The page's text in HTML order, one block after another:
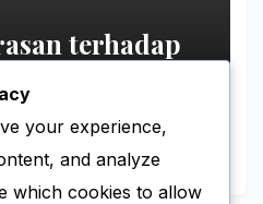
terhadap
Palestina
your experience,
and analyze
which cookies to allow